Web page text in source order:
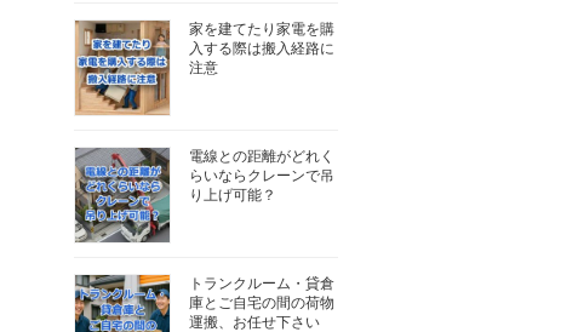
家を建てたり家電を購
入する際は搬入経路に
注意
電線との距離がどれく
らいならクレーンで吊
り上げ可能？
トランクルーム・貸倉
庫とご自宅の間の荷物
運搬、お任せ下さい